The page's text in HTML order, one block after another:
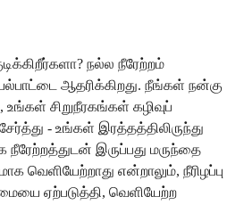
நல்ல நீரேற்றம்
ஆதரிக்கிறது. நீங்கள் நன்கு
சிறுநீரகங்கள் கழிவுப்
- உங்கள் இரத்தத்திலிருந்து
நீரேற்றத்துடன் இருப்பது மருந்தை
வெளியேற்றாது என்றாலும், நீரிழப்பு
ஏற்படுத்தி, வெளியேற்ற